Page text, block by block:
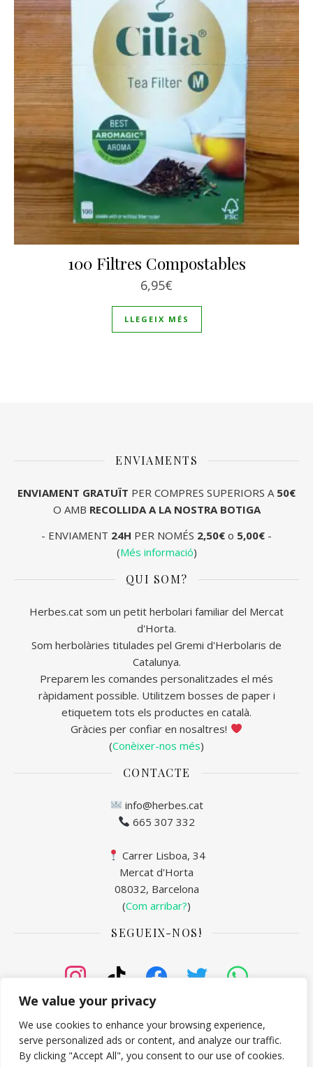
We value your privacy
We use cookies to enhance your browsing experience,
serve personalized ads or content, and analyze our traffic.
By clicking "Accept All", you consent to our use of cookies.
100 Filtres Compostables
6,95€
LLEGEIX MÉS
ENVIAMENTS
ENVIAMENT GRATUÏT PER COMPRES SUPERIORS A 50€
O AMB RECOLLIDA A LA NOSTRA BOTIGA
- ENVIAMENT 24H PER NOMÉS 2,50€ o 5,00€ -
(Més informació)
QUI SOM?
Herbes.cat som un petit herbolari familiar del Mercat
d'Horta.
Som herbolàries titulades pel Gremi d'Herbolaris de
Catalunya.
Preparem les comandes personalitzades el més
ràpidament possible. Utilitzem bosses de paper i
etiquetem tots els productes en català.
Gràcies per confiar en nosaltres!
(Conèixer-nos més)
CONTACTE
info@herbes.cat
665 307 332
Carrer Lisboa, 34
Mercat d'Horta
08032, Barcelona
(Com arribar?)
SEGUEIX-NOS!
www.herbes.cat